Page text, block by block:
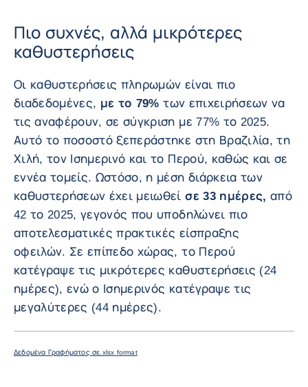
Πιο συχνές, αλλά μικρότερες
καθυστερήσεις
Οι καθυστερήσεις πληρωμών είναι πιο
διαδεδομένες, με το 79%των επιχειρήσεων να
τις αναφέρουν, σε σύγκριση με 77% το 2025.
Αυτό το ποσοστό ξεπεράστηκε στη Βραζιλία, τη
Χιλή, τον Ισημερινό και το Περού, καθώς και σε
εννέα τομείς. Ωστόσο, η μέση διάρκεια των
καθυστερήσεων έχει μειωθεί σε 33 ημέρες, από
42 το 2025, γεγονός που υποδηλώνει πιο
αποτελεσματικές πρακτικές είσπραξης
οφειλών. Σε επίπεδο χώρας, το Περού
κατέγραψε τις μικρότερες καθυστερήσεις (24
ημέρες), ενώ ο Ισημερινός κατέγραψε τις
μεγαλύτερες (44 ημέρες).
Δεδομένα Γραφήματος σε.xlsx format